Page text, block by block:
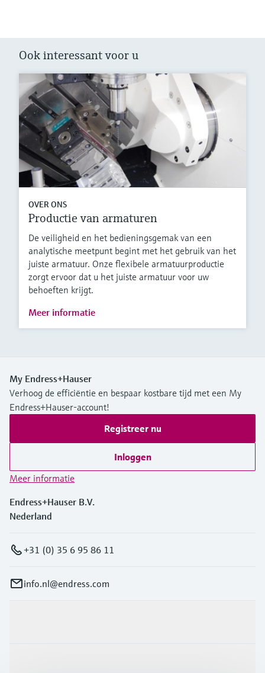
Ook interessant voor u
OVER ONS
Productie van armaturen
De veiligheid en het bedieningsgemak van een
analytische meetpunt begint met het gebruik van het
juiste armatuur. Onze flexibele armatuurproductie
zorgt ervoor dat u het juiste armatuur voor uw
behoeften krijgt.
Meer informatie
My Endress+Hauser
Verhoog de efficiëntie en bespaar kostbare tijd met een My
Endress+Hauser-account!
Registreer nu
Inloggen
Meer informatie
Endress+Hauser B.V.
Nederland
+31 (0) 35 6 95 86 11
info.nl@endress.com